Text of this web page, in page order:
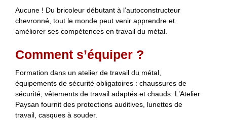
Aucune ! Du bricoleur débutant à l’autoconstructeur
chevronné, tout le monde peut venir apprendre et
améliorer ses compétences en travail du métal.
Comment s’équiper ?
Formation dans un atelier de travail du métal,
équipements de sécurité obligatoires : chaussures de
sécurité, vêtements de travail adaptés et chauds. L’Atelier
Paysan fournit des protections auditives, lunettes de
travail, casques à souder.